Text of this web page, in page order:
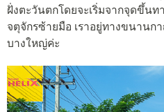
ฝั่งตะวันตกโดยจะเริ่มจากจุดขึ้นท
จตุจักรซ้ายมือ เราอยู่ทางขนานก
บางใหญ่ค่ะ